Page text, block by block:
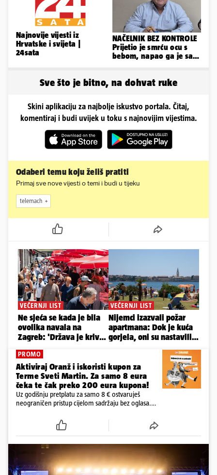
Najnovije vijesti iz
Hrvatske i svijeta |
24sata
NAČELNIK BEZ KONTROLE
Prijetio je smrću ocu s
bebom, napao ga je sa
Sve što je bitno, na dohvat ruke
Skini aplikaciju za najbolje iskustvo portala. Čitaj,
komentiraj i budi uvijek u toku s najnovijim vijestima.
Odaberi temu koju želiš pratiti
Primaj sve nove vijesti o temi i budi u tijeku
telemach
PROMO
Aktiviraj Oranž i iskoristi kupon za
Terme Sveti Martin. Za samo 8 eura
čeka te čak preko 200 eura kupona!
Uz godišnju pretplatu za samo 8 € ostvaruješ
neograničen pristup cijelom sadržaju bez oglasa.
dnevne e-novine 24sata i tjednika Express. Ali ni to